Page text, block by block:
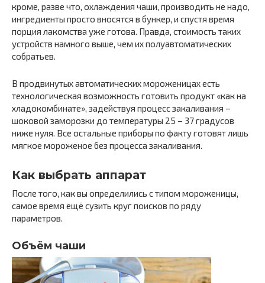
кроме, разве что, охлаждения чаши, производить не надо,
ингредиенты просто вносятся в бункер, и спустя время
порция лакомства уже готова. Правда, стоимость таких
устройств намного выше, чем их полуавтоматических
собратьев.
В продвинутых автоматических мороженицах есть
технологическая возможность готовить продукт «как на
хладокомбинате», задействуя процесс закаливания –
шоковой заморозки до температуры 25 – 37 градусов
ниже нуля. Все остальные приборы по факту готовят лишь
мягкое мороженое без процесса закаливания.
Как выбрать аппарат
После того, как вы определились с типом мороженицы,
самое время ещё сузить круг поисков по ряду
параметров.
Объём чаши